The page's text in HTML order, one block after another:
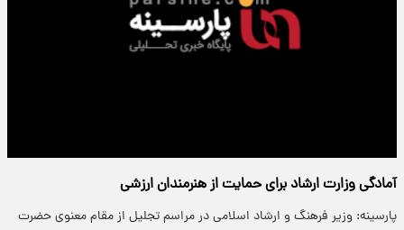
آمادگی وزارت ارشاد برای حمایت از هنرمندان ارزشی
پارسینه: وزیر فرهنگ و ارشاد اسلامی در مراسم تجلیل از مقام معنوی حضرت